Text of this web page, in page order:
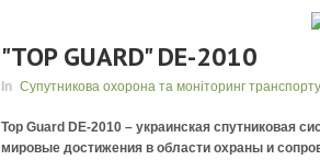
"TOP GUARD" DE-2010
In Супутникова охорона та моніторинг транспорту
Top Guard DE-2010 – украинская спутниковая
мировые достижения в области охраны и